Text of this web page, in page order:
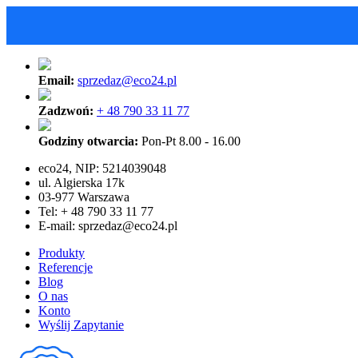
Email: sprzedaz@eco24.pl
Zadzwoń: + 48 790 33 11 77
Godziny otwarcia: Pon-Pt 8.00 - 16.00
eco24, NIP: 5214039048
ul. Algierska 17k
03-977 Warszawa
Tel: + 48 790 33 11 77
E-mail: sprzedaz@eco24.pl
Produkty
Referencje
Blog
O nas
Konto
Wyślij Zapytanie